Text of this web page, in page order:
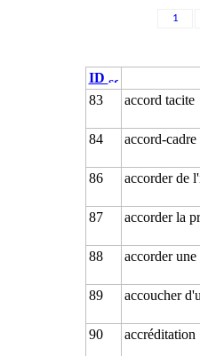
1
ID
83
accord tacite
84 accord-cadre
86 accorder de
87 accorder la
88 accorder
89 accoucher
90 accréditation